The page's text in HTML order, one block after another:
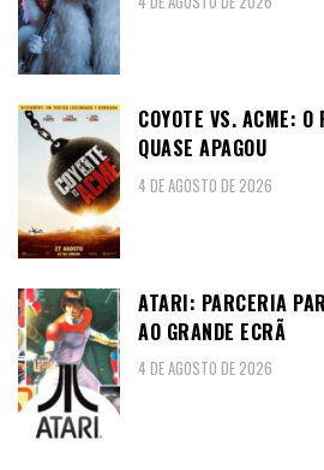
COYOTE VS. ACME: O
QUASE APAGOU
4 DE AGOSTO DE 2026
ATARI: PARCERIA
AO GRANDE ECRÃ
4 DE AGOSTO DE 2026